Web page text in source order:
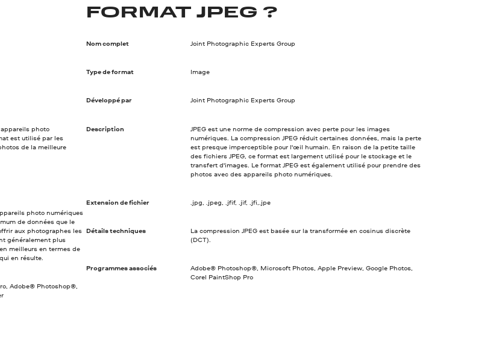
photo
est utilisé par les
de la meilleure
photo numériques
de données que le
aux photographes les
généralement plus
meilleurs en termes de
en résulte.
Adobe® Photoshop®,
FORMAT JPEG ?
Nom complet Joint Photographic Experts Group
Type de format Image
Développé par Joint Photographic Experts Group
Description
JPEG est une norme de compression avec perte pour les images
numériques. La compression JPEG réduit certaines données, mais la perte
est presque imperceptible pour l'œil humain. En raison de la petite taille
des fichiers JPEG, ce format est largement utilisé pour le stockage et le
transfert d'images. Le format JPEG est également utilisé pour prendre des
photos avec des appareils photo numériques.
Extension de fichier .jpg, .jpeg, .jfif, .jif, .jfi,.jpe
Détails techniques
La compression JPEG est basée sur la transformée en cosinus discrète
(DCT).
Programmes associés
Adobe® Photoshop®, Microsoft Photos, Apple Preview, Google Photos,
Corel PaintShop Pro